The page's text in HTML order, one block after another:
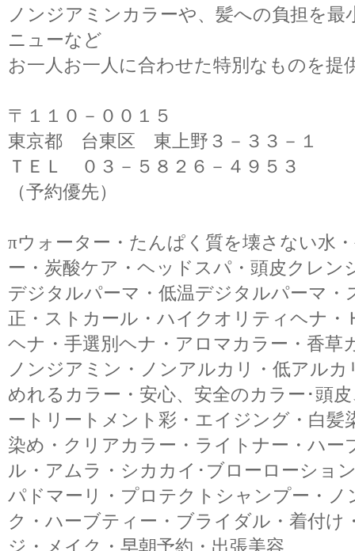
ノンジアミンカラーや、髪への負担を
ニューなど
お一人お一人に合わせた特別なものを提
〒１１０－００１５
東京都 台東区 東上野３－３３－１
ＴＥＬ ０３－５８２６－４９５３
（予約優先）
πウォーター・たんぱく質を壊さない水
ー・炭酸ケア・ヘッドスパ・頭皮クレン
デジタルパーマ・低温デジタルパーマ・
正・ストカール・ハイクオリティヘナ・
ヘナ・手選別ヘナ・アロマカラー・香草
ノンジアミン・ノンアルカリ・低アルカ
めれるカラー・安心、安全のカラー･頭
ートリートメント彩・エイジング・白髪
染め・クリアカラー・ライトナー・ハー
ル・アムラ・シカカイ･ブローローショ
パドマーリ・プロテクトシャンプー・
ク・ハーブティー・ブライダル・着付け
ジ・メイク・早朝予約・出張美容